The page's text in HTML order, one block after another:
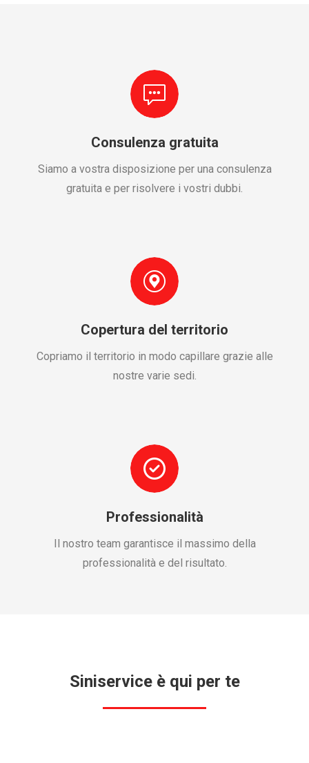
Consulenza gratuita
Siamo a vostra disposizione per una consulenza
gratuita e per risolvere i vostri dubbi.
Copertura del territorio
Copriamo il territorio in modo capillare grazie alle
nostre varie sedi.
Professionalità
Il nostro team garantisce il massimo della
professionalità e del risultato.
Siniservice è qui per te